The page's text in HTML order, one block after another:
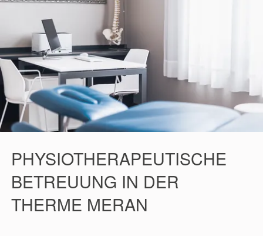
PHYSIOTHERAPEUTISCHE
BETREUUNG IN DER
THERME MERAN